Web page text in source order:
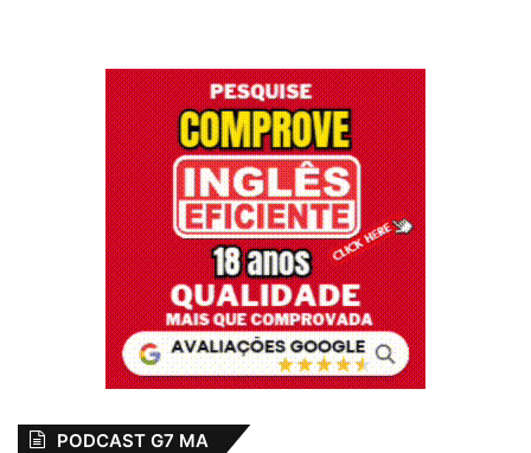
PODCAST G7 MA